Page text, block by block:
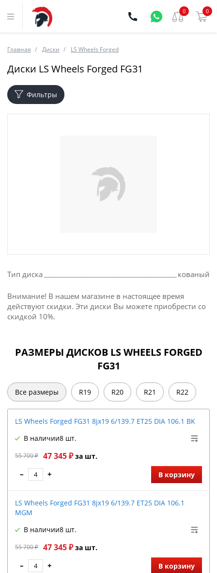
0 0
Главная Диски LS Wheels Forged
Диски LS Wheels Forged FG31
Фильтры
Тип диска кованый
Внимание! В нашем магазине в настоящее время
действуют скидки. Эти диски Вы можете приобрести со
скидкой 10%.
РАЗМЕРЫ ДИСКОВ LS WHEELS FORGED
FG31
Все размеры R19 R20 R21 R22
LS Wheels Forged FG31 8jx19 6/139.7 ET25 DIA 106.1 BK
55 700 ₽ 47 345 ₽за шт.
В наличии8 шт.
– + В корзину
LS Wheels Forged FG31 8jx19 6/139.7 ET25 DIA 106.1
MGM
55 700 ₽ 47 345 ₽за шт.
В наличии8 шт.
– + В корзину